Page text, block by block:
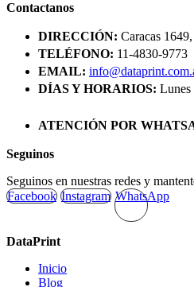
$196.000.$192.080.
Contactanos
DIRECCIÓN: Caracas
TELÉFONO: 11-4830-9773
EMAIL:
DÍAS Y HORARIOS: Lunes
ATENCIÓN POR
Seguinos
Seguinos en nuestras redes y
Facebook Instagram WhatsApp
DataPrint
Inicio
Blog